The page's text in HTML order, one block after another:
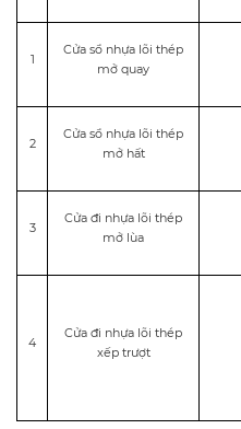
1
Cửa sổ nhựa lõi thép
mở quay
2
Cửa sổ nhựa lõi thép
mở hất
3
Cửa đi nhựa lõi thép
mở lùa
4
Cửa đi nhựa lõi thép
xếp trượt